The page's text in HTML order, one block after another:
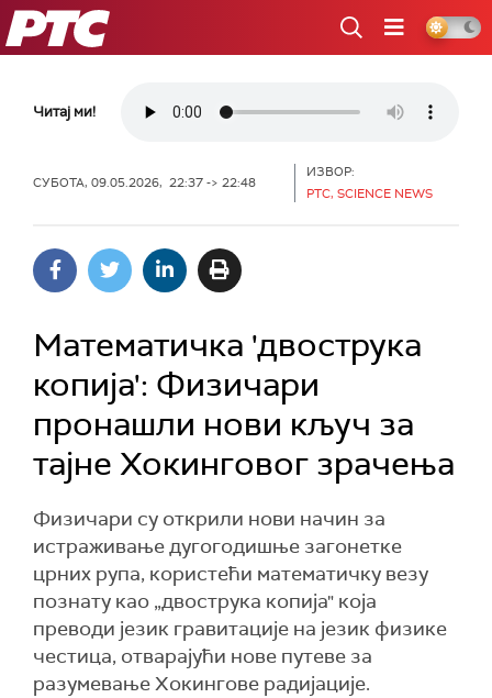
РТС
Читај ми!
СУБОТА, 09.05.2026, 22:37 -> 22:48
ИЗВОР:
РТС, SCIENCE NEWS
Математичка 'двострука
копија': Физичари
пронашли нови кључ за
тајне Хокинговог зрачења
Физичари су открили нови начин за
истраживање дугогодишње загонетке
црних рупа, користећи математичку везу
познату као „двострука копија" која
преводи језик гравитације на језик физике
честица, отварајући нове путеве за
разумевање Хокингове радијације.